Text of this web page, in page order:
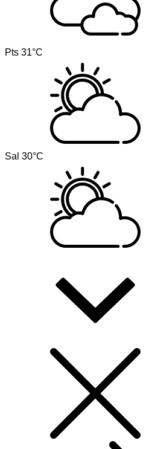
Pts 31°C
Sal 30°C